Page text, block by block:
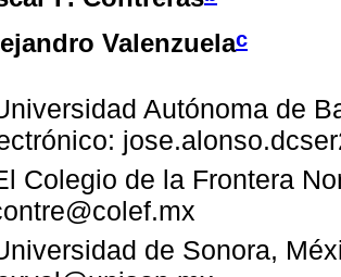
Valenzuelac
Autónoma de
Colegio de la Frontera
de Sonora,